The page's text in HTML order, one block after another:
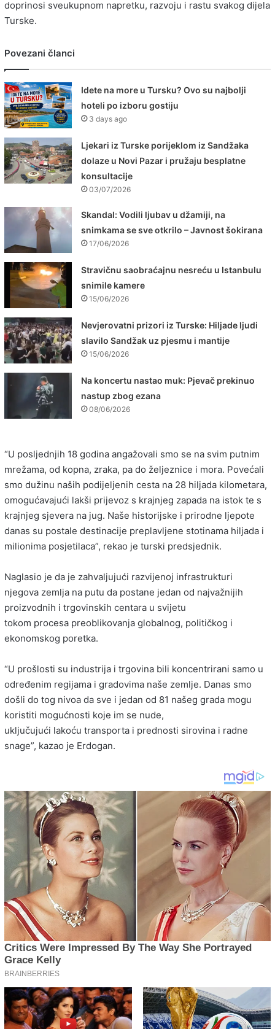
doprinosi sveukupnom napretku, razvoju i rastu svakog dijela
Turske.
Povezani članci
Idete na more u Tursku? Ovo su najbolji
hoteli po izboru gostiju
3 days ago
Ljekari iz Turske porijeklom iz Sandžaka
dolaze u Novi Pazar i pružaju besplatne
konsultacije
03/07/2026
Skandal: Vodili ljubav u džamiji, na
snimkama se sve otkrilo – Javnost šokirana
17/06/2026
Stravičnu saobraćajnu nesreću u Istanbulu
snimile kamere
15/06/2026
Nevjerovatni prizori iz Turske: Hiljade ljudi
slavilo Sandžak uz pjesmu i mantije
15/06/2026
Na koncertu nastao muk: Pjevač prekinuo
nastup zbog ezana
08/06/2026
“U posljednjih 18 godina angažovali smo se na svim putnim
mrežama, od kopna, zraka, pa do željeznice i mora. Povećali
smo dužinu naših podijeljenih cesta na 28 hiljada kilometara,
omogućavajući lakši prijevoz s krajnjeg zapada na istok te s
krajnjeg sjevera na jug. Naše historijske i prirodne ljepote
danas su postale destinacije preplavljene stotinama hiljada i
milionima posjetilaca”, rekao je turski predsjednik.
Naglasio je da je zahvaljujući razvijenoj infrastrukturi
njegova zemlja na putu da postane jedan od najvažnijih
proizvodnih i trgovinskih centara u svijetu
tokom procesa preoblikovanja globalnog, političkog i
ekonomskog poretka.
“U prošlosti su industrija i trgovina bili koncentrirani samo u
određenim regijama i gradovima naše zemlje. Danas smo
došli do tog nivoa da sve i jedan od 81 našeg grada mogu
koristiti mogućnosti koje im se nude,
uključujući lakoću transporta i prednosti sirovina i radne
snage”, kazao je Erdogan.